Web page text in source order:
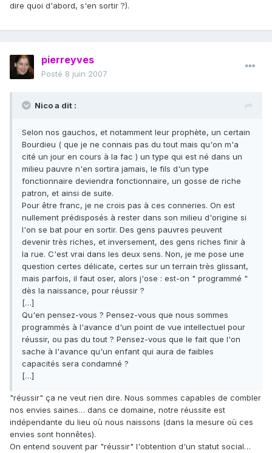
dire quoi d'abord, s'en sortir ?).
pierreyves
Posté 8 juin 2007
Nico a dit :
Selon nos gauchos, et notamment leur prophète, un certain
Bourdieu ( que je ne connais pas du tout mais qu'on m'a
cité un jour en cours à la fac ) un type qui est né dans un
milieu pauvre n'en sortira jamais, le fils d'un type
fonctionnaire deviendra fonctionnaire, un gosse de riche
patron, et ainsi de suite.
Pour être franc, je ne crois pas à ces conneries. On est
nullement prédisposés à rester dans son milieu d'origine si
l'on se bat pour en sortir. Des gens pauvres peuvent
devenir très riches, et inversement, des gens riches finir à
la rue. C'est vrai dans les deux sens. Non, je me pose une
question certes délicate, certes sur un terrain très glissant,
mais parfois, il faut oser, alors j'ose : est-on " programmé "
dès la naissance, pour réussir ?
[…]
Qu'en pensez-vous ? Pensez-vous que nous sommes
programmés à l'avance d'un point de vue intellectuel pour
réussir, ou pas du tout ? Pensez-vous que le fait que l'on
sache à l'avance qu'un enfant qui aura de faibles
capacités sera condamné ?
[…]
"réussir" ça ne veut rien dire. Nous sommes capables de combler
nos envies saines… dans ce domaine, notre réussite est
indépendante du lieu où nous naissons (dans la mesure où ces
envies sont honnêtes).
On entend souvent par "réussir" l'obtention d'un statut social…